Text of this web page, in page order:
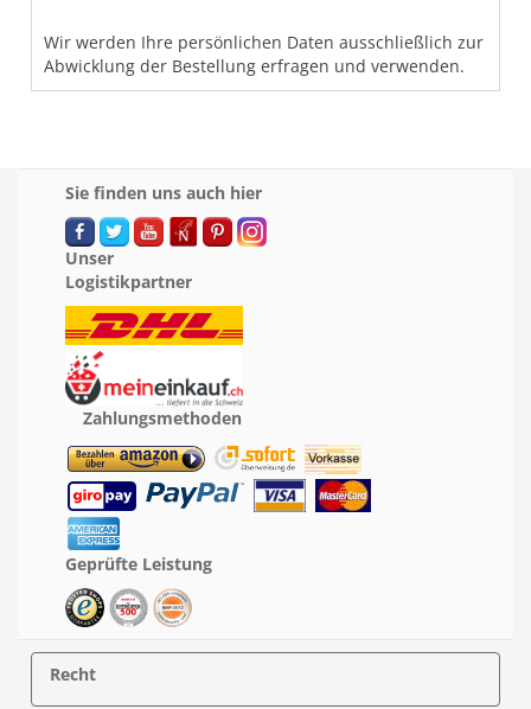
Wir werden Ihre persönlichen Daten ausschließlich zur
Abwicklung der Bestellung erfragen und verwenden.
Sie finden uns auch hier
Unser
Logistikpartner
Zahlungsmethoden
Geprüfte Leistung
Recht